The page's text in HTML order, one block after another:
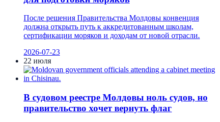
После решения Правительства Молдовы конвенция
должна открыть путь к аккредитованным школам,
сертификации моряков и доходам от новой отрасли.
2026-07-23
22 июля
В судовом реестре Молдовы ноль судов, но
правительство хочет вернуть флаг